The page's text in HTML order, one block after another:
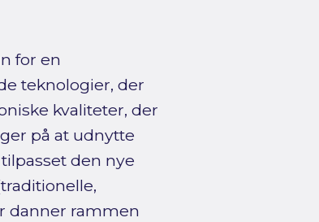
for en
teknologier, der
kvaliteter, der
på at udnytte
den nye
danner rammen